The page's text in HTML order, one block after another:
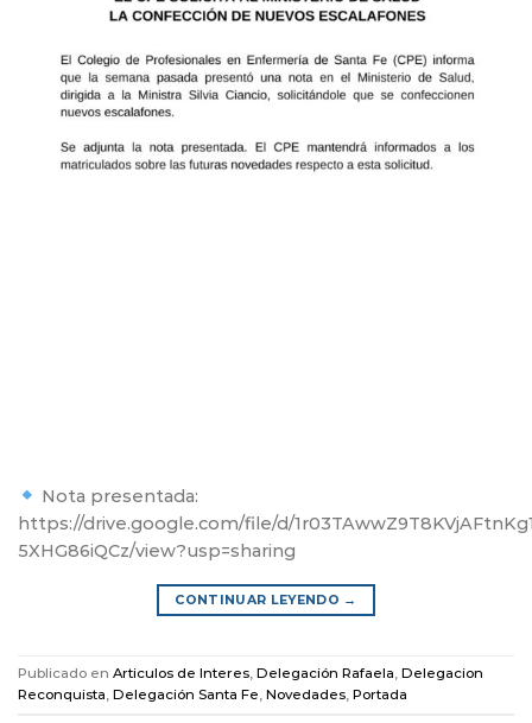
Nota presentada:
https://drive.google.com/file/d/
5XHG86iQCz/view?usp=sharing
CONTINUAR LEYENDO →
Publicado en Articulos de Interes, Delegación Rafaela, Delegacion
Reconquista, Delegación Santa Fe, Novedades, Portada